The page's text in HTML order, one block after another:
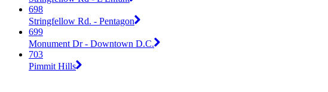
698
Stringfellow Rd. - Pentagon
699
Monument Dr - Downtown D.C.
703
Pimmit Hills